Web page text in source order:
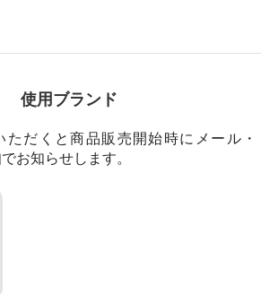
使用ブランド
ただくと商品販売開始時にメール・
お知らせします。